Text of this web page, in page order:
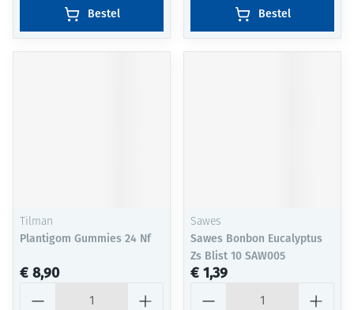
Bestel Bestel
Tilman
Plantigom Gummies 24 Nf
€ 8,90
Sawes
Sawes Bonbon Eucalyptus
Zs Blist 10 SAW005
€ 1,39